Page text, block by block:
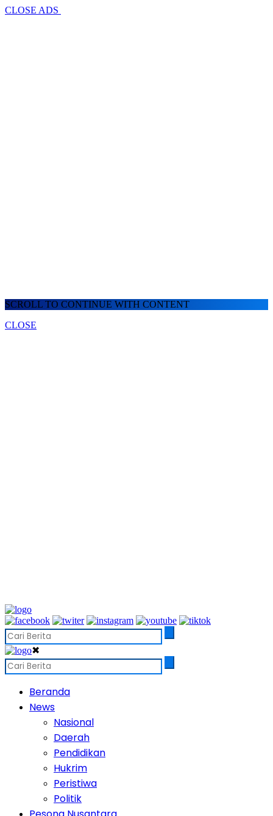
CLOSE ADS
SCROLL TO CONTINUE WITH CONTENT
CLOSE
✖
Beranda
News
Nasional
Daerah
Pendidikan
Hukrim
Peristiwa
Politik